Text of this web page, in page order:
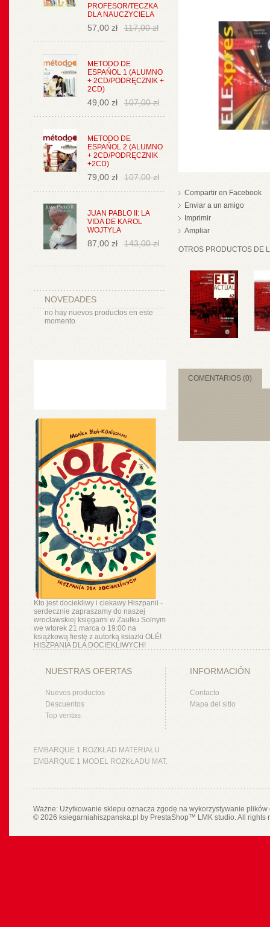
PROFESOR/TECZKA
DLA NAUCZYCIELA
57,00 zł 117,00 zł
METODO DE
ESPAŃOL 1 (ALUMNO
+ 2CD/PODRĘCZNIK +
2CD)
49,00 zł 107,00 zł
METODO DE
ESPAŃOL 2 (ALUMNO
+ 2CD/PODRĘCZNIK
+2CD)
79,00 zł 107,00 zł
JUAN PABLO II: LA
VIDA DE KAROL
WOJTYLA
87,00 zł 143,00 zł
NOVEDADES
no hay nuevos productos en este
momento
Kto jest dociekliwy i ciekawy Hiszpanii -
serdecznie zapraszamy do naszej
wrocławskiej księgarni w Zaułku Solnym
we wtorek 21 marca o 19:00 na
książkową fiestę z autorką ksiażki OLÉ!
HISZPANIA DLA DOCIEKLIWYCH!
Compartir en Facebook
Enviar a un amigo
Imprimir
Ampliar
OTROS PRODUCTOS DE
COMENTARIOS (0)
NUESTRAS OFERTAS
Nuevos productos
Descuentos
Top ventas
INFORMACIÓN
Contacto
Mapa del sitio
EMBARQUE 1 ROZKŁAD MATERIAŁU
EMBARQUE 1 MODEL ROZKŁADU MAT.
Ważne: Użytkowanie sklepu oznacza zgodę na wykorzystywanie
© 2026 ksiegarniahiszpanska.pl by PrestaShop™ LMK studio. All rights